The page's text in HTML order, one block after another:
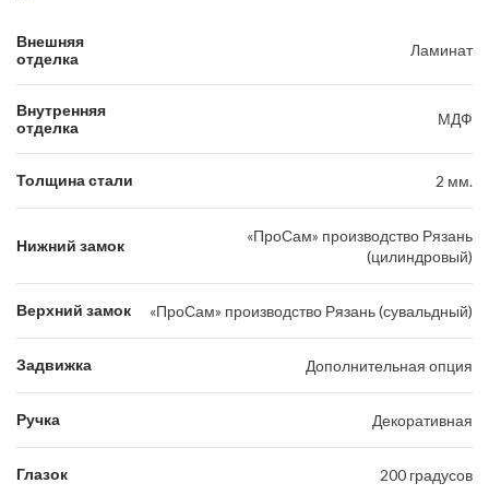
Внешняя
отделка
Ламинат
Внутренняя
отделка
МДФ
Толщина стали 2 мм.
Нижний замок
«ПроСам» производство Рязань
(цилиндровый)
Верхний замок «ПроСам» производство Рязань (сувальдный)
Задвижка Дополнительная опция
Ручка Декоративная
Глазок 200 градусов